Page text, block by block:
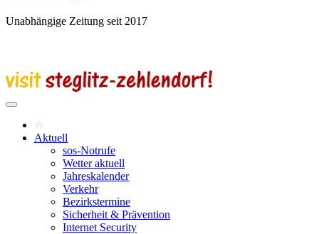
Unabhängige Zeitung seit 2017
Aktuell
sos-Notrufe
Wetter aktuell
Jahreskalender
Verkehr
Bezirkstermine
Sicherheit & Prävention
Internet Security